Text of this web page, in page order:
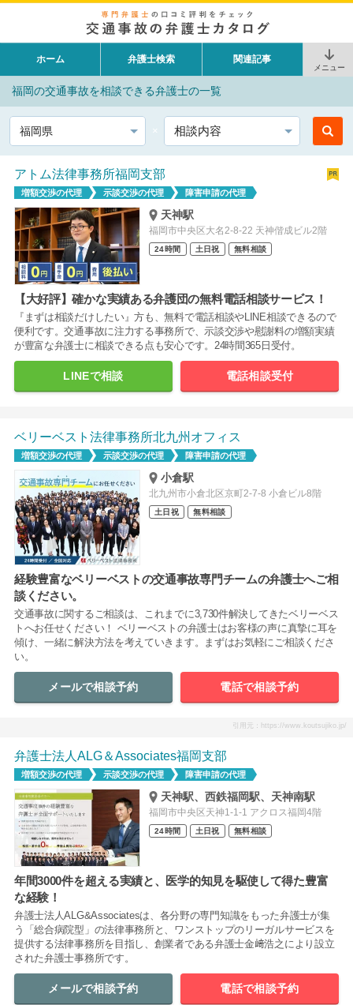
ホーム 弁護士検索 関連記事
メニュー
福岡の交通事故を相談できる弁護士の一覧
都道府県 相談内容
アトム法律事務所福岡支部
増額交渉の代理 示談交渉の代理 障害申請の代理
天神駅
福岡市中央区大名2-8-22 天神偕成ビル2階
24時間 土日祝 無料相談
【大好評】確かな実績ある弁護団の無料電話相談サービス！
『まずは相談だけしたい』方も、無料で電話相談やLINE相談できるので
便利です。交通事故に注力する事務所で、示談交渉や慰謝料の増額実績
が豊富な弁護士に相談できる点も安心です。24時間365日受付。
LINEで相談 電話相談受付
ベリーベスト法律事務所北九州オフィス
増額交渉の代理 示談交渉の代理 障害申請の代理
小倉駅
北九州市小倉北区京町2-7-8 小倉ビル8階
土日祝 無料相談
経験豊富なベリーベストの交通事故専門チームの弁護士へご相
談ください。
交通事故に関するご相談は、これまでに3,730件解決してきたベリーベス
トへお任せください！ ベリーベストの弁護士はお客様の声に真摯に耳を
傾け、一緒に解決方法を考えていきます。まずはお気軽にご相談くださ
い。
メールで相談予約 電話で相談予約
引用元：https://www.koutsujiko.jp/
弁護士法人ALG＆Associates福岡支部
増額交渉の代理 示談交渉の代理 障害申請の代理
天神駅、西鉄福岡駅、天神南駅
福岡市中央区天神1-1-1 アクロス福岡4階
24時間 土日祝 無料相談
年間3000件を超える実績と、医学的知見を駆使して得た豊富
な経験！
弁護士法人ALG&Associatesは、各分野の専門知識をもった弁護士が集
う「総合病院型」の法律事務所と、ワンストップのリーガルサービスを
提供する法律事務所を目指し、創業者である弁護士金﨑浩之により設立
された弁護士事務所です。
メールで相談予約 電話で相談予約